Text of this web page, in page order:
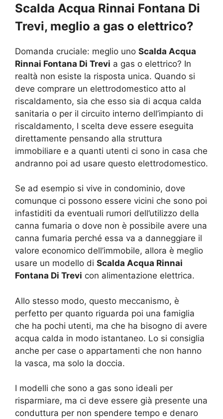
Scalda Acqua Rinnai Fontana Di
Trevi, meglio a gas o elettrico?
Domanda cruciale: meglio uno Scalda Acqua
Rinnai Fontana Di Trevi a gas o elettrico? In
realtà non esiste la risposta unica. Quando si
deve comprare un elettrodomestico atto al
riscaldamento, sia che esso sia di acqua calda
sanitaria o per il circuito interno dell’impianto di
riscaldamento, l scelta deve essere eseguita
direttamente pensando alla struttura
immobiliare e a quanti utenti ci sono in casa che
andranno poi ad usare questo elettrodomestico.
Se ad esempio si vive in condominio, dove
comunque ci possono essere vicini che sono poi
infastiditi da eventuali rumori dell’utilizzo della
canna fumaria o dove non è possibile avere una
canna fumaria perché essa va a danneggiare il
valore economico dell’immobile, allora è meglio
usare un modello di Scalda Acqua Rinnai
Fontana Di Trevi con alimentazione elettrica.
Allo stesso modo, questo meccanismo, è
perfetto per quanto riguarda poi una famiglia
che ha pochi utenti, ma che ha bisogno di avere
acqua calda in modo istantaneo. Lo si consiglia
anche per case o appartamenti che non hanno
la vasca, ma solo la doccia.
I modelli che sono a gas sono ideali per
risparmiare, ma ci deve essere già presente una
conduttura per non spendere tempo e denaro